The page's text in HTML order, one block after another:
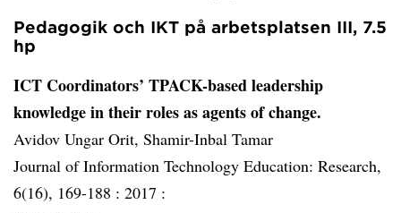
Pedagogik och IKT på arbetsplatsen III, 7.5
hp
ICT Coordinators’ TPACK-based leadership
knowledge in their roles as agents of change.
Avidov Ungar Orit, Shamir-Inbal Tamar
Journal of Information Technology Education: Research,
6(16), 169-188 : 2017 :